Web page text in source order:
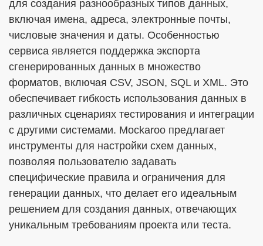
для создания разнообразных типов данных,
включая имена, адреса, электронные почты,
числовые значения и даты. Особенностью
сервиса является поддержка экспорта
сгенерированных данных в множество
форматов, включая CSV, JSON, SQL и XML. Это
обеспечивает гибкость использования данных в
различных сценариях тестирования и интеграции
с другими системами. Mockaroo предлагает
инструменты для настройки схем данных,
позволяя пользователю задавать
специфические правила и ограничения для
генерации данных, что делает его идеальным
решением для создания данных, отвечающих
уникальным требованиям проекта или теста.